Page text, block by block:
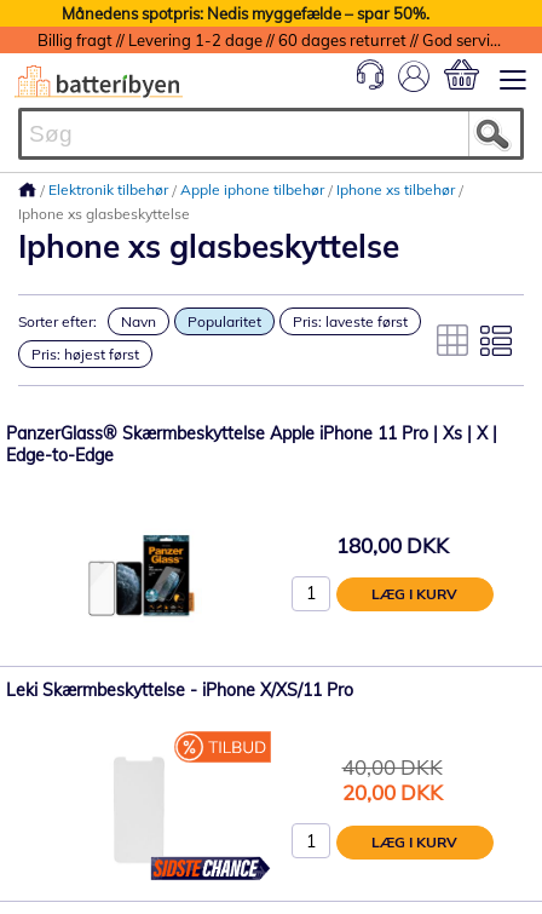
Månedens spotpris: Nedis myggefælde – spar 50%.
Billig fragt // Levering 1-2 dage // 60 dages returret // God service med garanti
Elektronik tilbehør Apple iphone tilbehør
Iphone xs tilbehør
Iphone xs glasbeskyttelse
Iphone xs glasbeskyttelse
Sorter efter: Navn Popularitet
Pris: laveste først
Pris: højest først
PanzerGlass® Skærmbeskyttelse Apple iPhone 11 Pro | Xs | X |
Edge-to-Edge
180,00 DKK
LÆG I KURV
Leki Skærmbeskyttelse - iPhone X/XS/11 Pro
40,00 DKK
Tilbudspris
20,00 DKK
LÆG I KURV